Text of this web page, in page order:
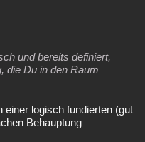
und bereits definiert,
die Du in den Raum
logisch fundierten (gut
Behauptung